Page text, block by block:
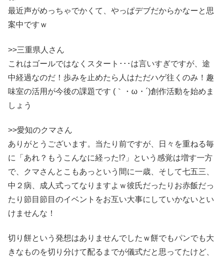
最近声がめっちゃでかくて、やっぱデブだからかなーと思
案中ですｗ
>>三重県人さん
これはゴールではなくスタート･･･は言いすぎですが、途
中経過なのだ！歩みを止めたら人はただハゲ往くのみ！趣
味室の活用が今後の課題です (｀・ω・´)創作活動を始めま
しょう
>>愛知のクマさん
ありがとうございます。当たり前ですが、日々を重ねる毎
に「あれ？もうこんなに経った!?」という感覚は増す一方
で、クマさんとこもあっという間に一歳、そして七五三、
中２病、成人式ってなりますよｗ彼氏だったりお赤飯だっ
たり節目節目のイベントをお互い大事にしていかないとい
けませんな！
切り餅という発想はありませんでしたｗ餅でもパンでも大
きなものを切り分けて配るまでが儀式だと思ってたけど、